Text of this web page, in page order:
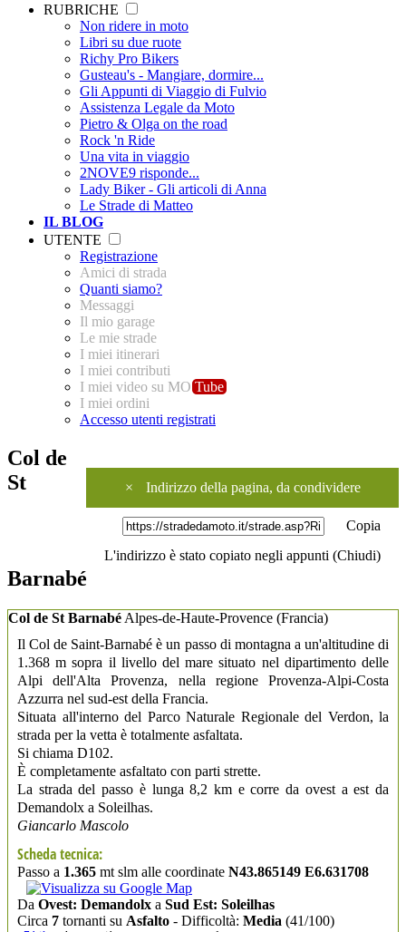
RUBRICHE
Non ridere in moto
Libri su due ruote
Richy Pro Bikers
Gusteau's - Mangiare, dormire...
Gli Appunti di Viaggio di Fulvio
Assistenza Legale da Moto
Pietro & Olga on the road
Rock 'n Ride
Una vita in viaggio
2NOVE9 risponde...
Lady Biker - Gli articoli di Anna
Le Strade di Matteo
IL BLOG
UTENTE
Registrazione
Amici di strada
Quanti siamo?
Messaggi
Il mio garage
Le mie strade
I miei itinerari
I miei contributi
I miei video su MO Tube
I miei ordini
Accesso utenti registrati
× Indirizzo della pagina, da condividere
Copia
L'indirizzo è stato copiato negli appunti (Chiudi)
Col de
St
Barnabé
Col de St Barnabé Alpes-de-Haute-Provence (Francia)
Il Col de Saint-Barnabé è un passo di montagna a un'altitudine di
1.368 m sopra il livello del mare situato nel dipartimento delle
Alpi dell'Alta Provenza, nella regione Provenza-Alpi-Costa
Azzurra nel sud-est della Francia.
Situata all'interno del Parco Naturale Regionale del Verdon, la
strada per la vetta è totalmente asfaltata.
Si chiama D102.
È completamente asfaltato con parti strette.
La strada del passo è lunga 8,2 km e corre da ovest a est da
Demandolx a Soleilhas.
Giancarlo Mascolo
Scheda tecnica:
Passo a 1.365 mt slm alle coordinate N43.865149 E6.631708
Da Ovest: Demandolx a Sud Est: Soleilhas
Circa 7 tornanti su Asfalto - Difficoltà: Media (41/100)